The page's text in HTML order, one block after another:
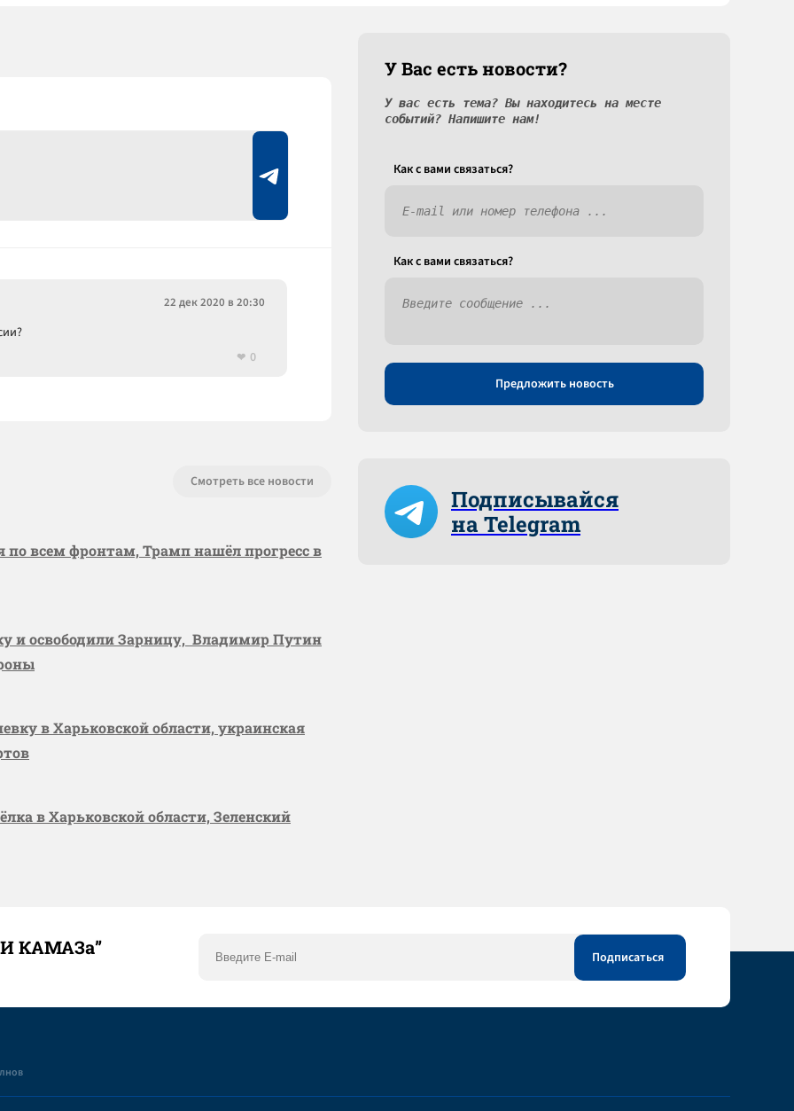
22 дек 2020 в 20:30
0
Смотреть все новости
по всем фронтам, Трамп нашёл прогресс в
и освободили Зарницу, Владимир Путин
в Харьковской области, украинская
в Харьковской области, Зеленский
У Вас есть новости?
У вас есть тема? Вы находитесь на месте
событий? Напишите нам!
Как c вами связаться?
Как c вами связаться?
Предложить новость
Подписывайся
на Telegram
КАМАЗа”